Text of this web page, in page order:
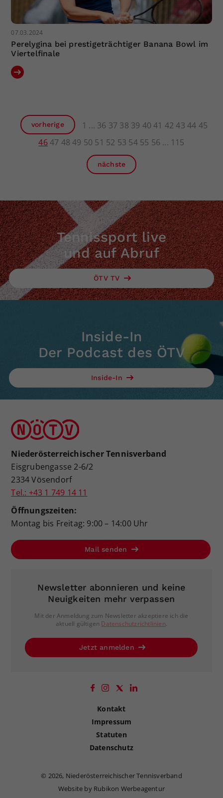
07.03.2024
Perelygina bei prestigeträchtiger Banana Bowl im
Viertelfinale
vorherige 1 36 37 38 39 40 41 42 43 44 45
4647 48 49 50 51 52 53 54 55 56 115
nächste
Tennissport live
und auf Abruf
ÖTV TV
Inside-In
Der Podcast des ÖTV
Inside-In
Niederösterreichischer Tennisverband
Eisgrubengasse 2-6/2
2334 Vösendorf
Tel.: +43 1 749 14 11
Öffnungszeiten:
Montag bis Freitag: 9:00 – 14:00 Uhr
Mail senden
Newsletter abonnieren und keine
Neuigkeiten mehr verpassen
Mit der Anmeldung zum Newsletter akzeptiere ich die
aktuell gültigen Datenschutzrichtlinien.
Jetzt anmelden
Kontakt
Impressum
Statuten
Datenschutz
© 2026, Niederösterreichischer Tennisverband
Website by Rubikon Werbeagentur